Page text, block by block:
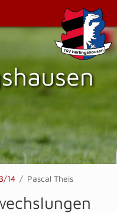
14 Pascal Theis